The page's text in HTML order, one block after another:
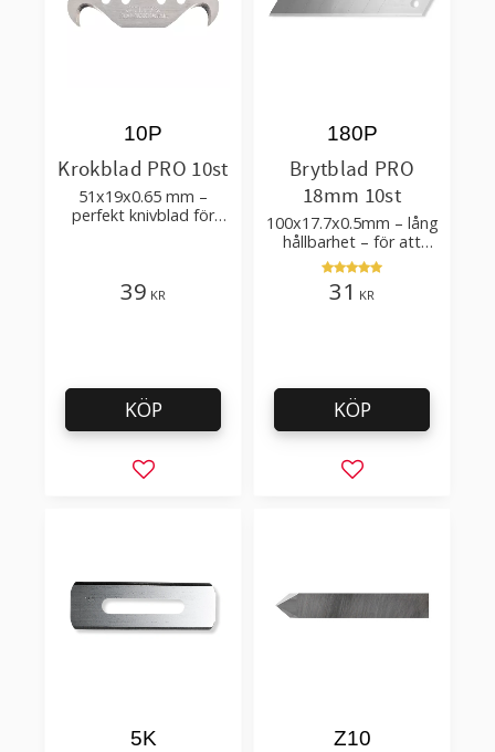
Krokblad PRO 10st
51x19x0.65 mm –
perfekt knivblad för
10P
39 KR
Lägg till i favoriter
KÖP
Brytblad PRO
18mm 10st
100x17.7x0.5mm – lång
hållbarhet – för att
skära kartong, tapet
och golvmaterial
180P
31 KR
Lägg till i
KÖP
5K Z10